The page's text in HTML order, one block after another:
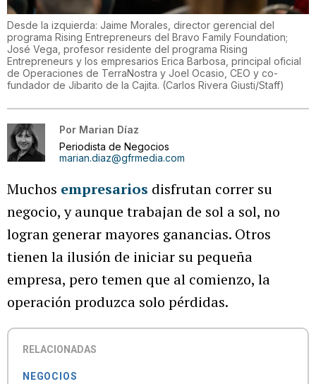
Desde la izquierda: Jaime Morales, director gerencial del
programa Rising Entrepreneurs del Bravo Family Foundation;
José Vega, profesor residente del programa Rising
Entrepreneurs y los empresarios Erica Barbosa, principal oficial
de Operaciones de TerraNostra y Joel Ocasio, CEO y co-
fundador de Jibarito de la Cajita. (Carlos Rivera Giusti/Staff)
Por Marian Díaz
Periodista de Negocios
marian.diaz@gfrmedia.com
Muchos empresarios disfrutan correr su
negocio, y aunque trabajan de sol a sol, no
logran generar mayores ganancias. Otros
tienen la ilusión de iniciar su pequeña
empresa, pero temen que al comienzo, la
operación produzca solo pérdidas.
RELACIONADAS
NEGOCIOS